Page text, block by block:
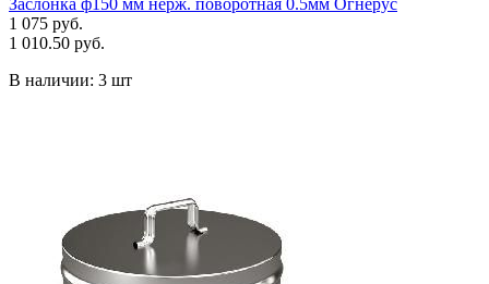
1 075 руб.
1 010.50 руб.
В наличии: 3 шт